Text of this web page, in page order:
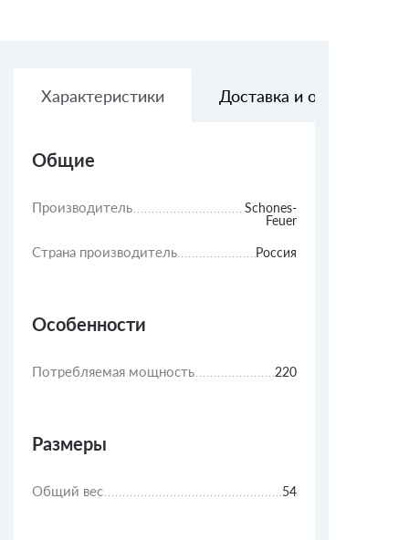
Характеристики Доставка и оплата
Общие
Производитель
Schones-
Feuer
Страна производитель Россия
Особенности
Потребляемая мощность 220
Размеры
Общий вес 54